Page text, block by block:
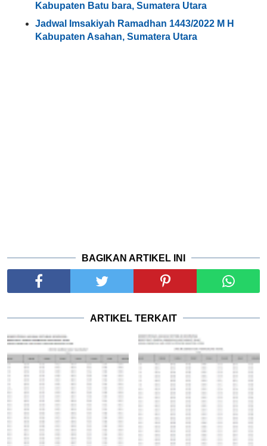
Kabupaten Batu bara, Sumatera Utara
Jadwal Imsakiyah Ramadhan 1443/2022 M H
Kabupaten Asahan, Sumatera Utara
BAGIKAN ARTIKEL INI
ARTIKEL TERKAIT